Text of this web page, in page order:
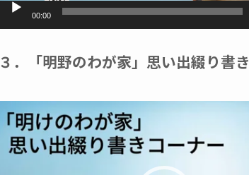
00:00
３．「明野のわが家」思い出綴り書き
動
画